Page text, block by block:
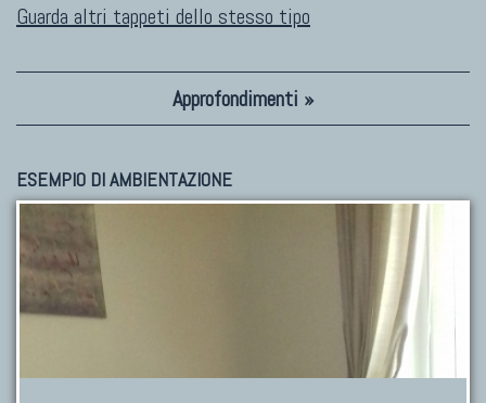
Guarda altri tappeti dello stesso tipo
Approfondimenti »
ESEMPIO DI AMBIENTAZIONE